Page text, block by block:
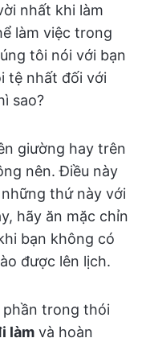
nhất khi làm
làm việc trong
tôi nói với bạn
tệ nhất đối với
sao?
giường hay trên
nên. Điều này
thứ này với
hãy ăn mặc chỉn
bạn không có
được lên lịch.
phần trong thói
làm và hoàn